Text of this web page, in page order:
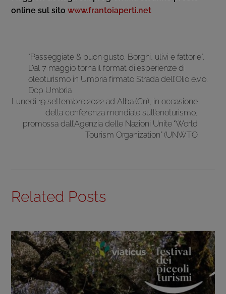
online sul sitowww.frantoiaperti.net
“Passeggiate & buon gusto. Borghi, ulivi e fattorie”.
Dal 7 maggio torna il format di esperienze di
oleoturismo in Umbria firmato Strada dell’Olio e.v.o.
Dop Umbria
Lunedì 19 settembre 2022 ad Alba (Cn), in occasione
della conferenza mondiale sull’enoturismo,
promossa dall’Agenzia delle Nazioni Unite “World
Tourism Organization” (UNWTO
Related Posts